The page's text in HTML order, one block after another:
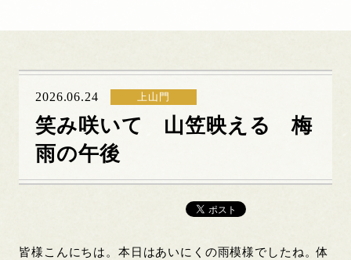
2026.06.24 上山門
笑み咲いて 山笠映える 梅
雨の午後
皆様こんにちは。本日はあいにくの雨模様でしたね。体